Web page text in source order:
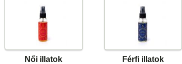
Női illatok Férfi illatok